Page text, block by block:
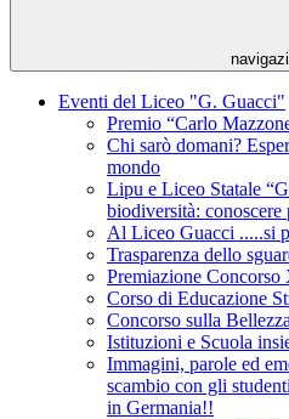
Eventi del Liceo "G. Guacci"
Premio “Carlo
Chi sarò domani?
mondo
Lipu e Liceo Statale
biodiversità: conoscere
Al Liceo Guacci .....si
Trasparenza dello
Premiazione
Corso di Educazione
Concorso sulla
Istituzioni e Scuola
Immagini, parole ed
scambio con gli
in Germania!!